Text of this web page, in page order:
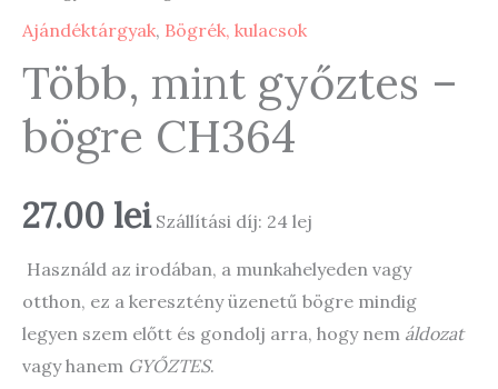
Ajándéktárgyak, Bögrék, kulacsok
Több, mint győztes –
bögre CH364
27.00 lei Szállítási díj: 24 lej
Használd az irodában, a munkahelyeden vagy
otthon, ez a keresztény üzenetű bögre mindig
legyen szem előtt és gondolj arra, hogy nem áldozat
vagy hanem GYŐZTES.